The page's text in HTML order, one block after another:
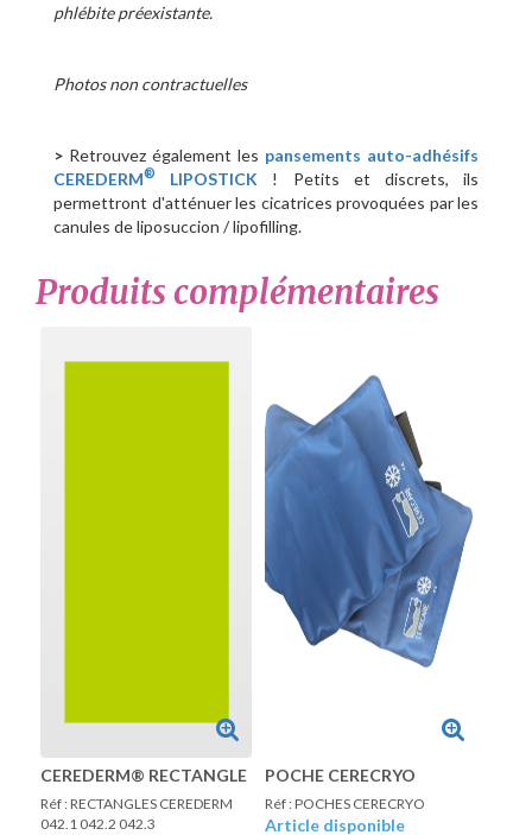
phlébite préexistante.
Photos non contractuelles
> Retrouvez également les pansements auto-adhésifs
CEREDERM® LIPOSTICK
! Petits et discrets, ils
permettront d'atténuer les cicatrices provoquées par les
canules de liposuccion / lipofilling.
Produits complémentaires
CEREDERM® RECTANGLE
Réf : RECTANGLES CEREDERM
042.1 042.2 042.3
POCHE CERECRYO
Réf : POCHES CERECRYO
Article disponible